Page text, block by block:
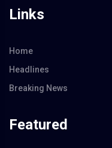
Links
Home
Headlines
Breaking News
Featured